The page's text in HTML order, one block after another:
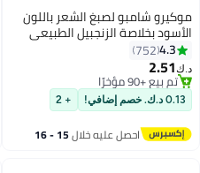
موكيرو شامبو لصبغ الشعر باللون
الأسود بخلاصة الزنجبيل الطبيعي
500ملليلتر4.3
752
د.ك‏2.51
تم بيع +90 مؤخرًا
تم بيع +90 مؤخرًا
0.13 د.ك. خصم إضافي! + 2
احصل عليه خلال 15 - 16